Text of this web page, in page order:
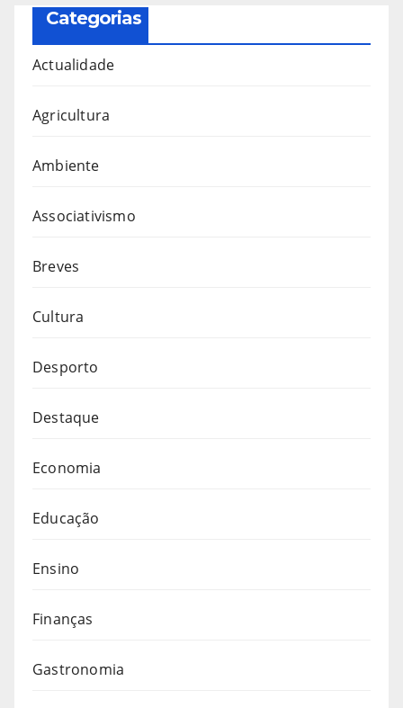
Categorias
Actualidade
Agricultura
Ambiente
Associativismo
Breves
Cultura
Desporto
Destaque
Economia
Educação
Ensino
Finanças
Gastronomia